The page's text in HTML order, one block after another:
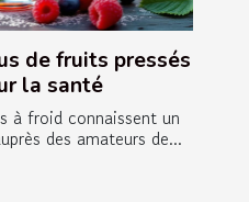
de fruits pressés
la santé
à froid connaissent un
des amateurs de...